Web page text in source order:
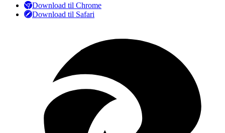
Download til Chrome
Download til Safari